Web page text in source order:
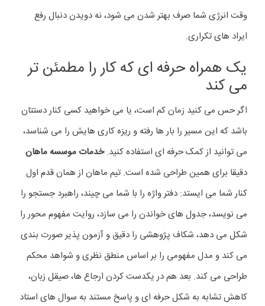
وقت انرژی شما صرف بهتر شدن می شود، نه دویدن دنبال رفع
ایراد های تکراری.
یک همراه حرفه ای که کار را مطمئن تر
می کند
اگر حس می کنید زمان کم است، یا می خواهید کسی کنار دستتان
باشد که این مسیر را بار ها رفته و ریزه کاری هایش را می شناسد،
می توانید از کمک حرفه ای استفاده کنید.خدمات موسسه ماهان
دقیقا برای همین طراحی شده است. تیم ماهان از همان قدم اول
کنار شما می ایستد: دفتر واژه را با شما می چیند، راهبرد جستجو را
می نویسد، جدول های خواندن را می سازد، روایت مفهوم محور را
شکل می دهد، شکاف پژوهشی را دقیق و آزمون پذیر صورت بندی
می کند و مدل مفهومی را بر اساس منطق نظری و شواهد محکم
طراحی می کند. بعد هم در یکدست کردن ارجاع ها، صیقل زبان،
کاهش تشابه به شکل حرفه ای و پاسخ مستند به سوال های استاد